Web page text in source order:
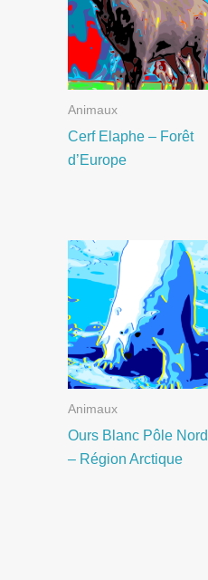
Animaux
Cerf Elaphe – Forêt
d’Europe
Animaux
Ours Blanc Pôle Nord
– Région Arctique